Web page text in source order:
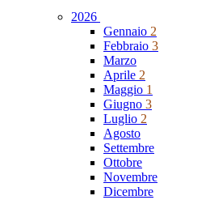
2026
Gennaio 2
Febbraio 3
Marzo
Aprile 2
Maggio 1
Giugno 3
Luglio 2
Agosto
Settembre
Ottobre
Novembre
Dicembre